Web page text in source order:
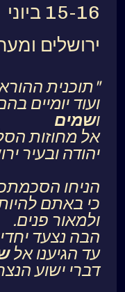
15-16 ביוני
ירושלים
"תוכנית
ועוד יומיים
ושמים
אל מחוזות
יהודה ובעיר
הניחו
כי באתם להיות
ולמאור פנים.
הבה נצעד
עד הגיענו אל
דברי ישוע